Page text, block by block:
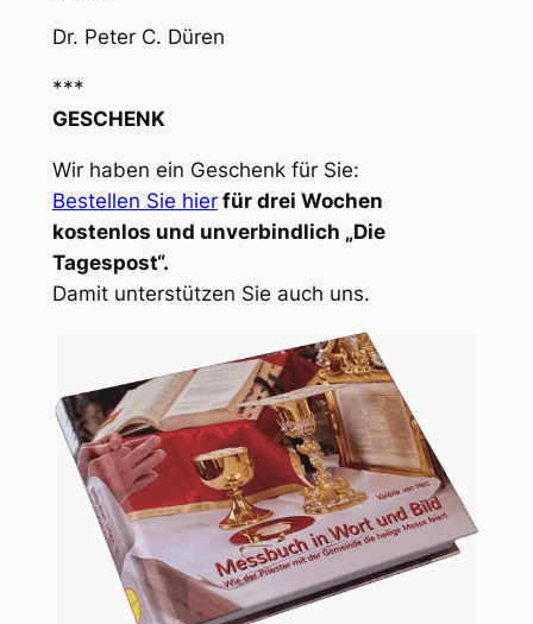
Dr. Peter C. Düren
***
GESCHENK
Wir haben ein Geschenk für Sie:
Bestellen Sie hier für drei Wochen
kostenlos und unverbindlich „Die
Tagespost“.
Damit unterstützen Sie auch uns.